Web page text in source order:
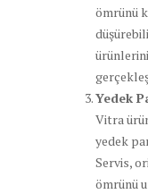
ömrünü
Yedek
Vitra
yedek
Servis,
ömrünü